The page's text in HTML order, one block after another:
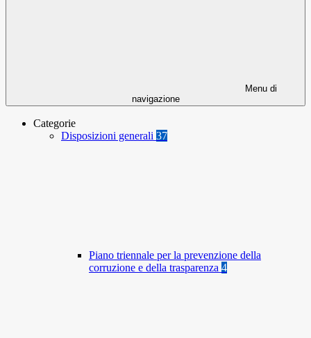
Menu di
navigazione
Categorie
Disposizioni generali 37
Piano triennale per la prevenzione della
corruzione e della trasparenza 4